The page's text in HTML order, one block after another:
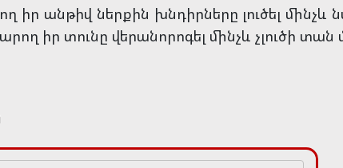
անթիվ ներքին խնդիրները լուծել մինչև
իր տունը վերանորոգել մինչև չլուծի